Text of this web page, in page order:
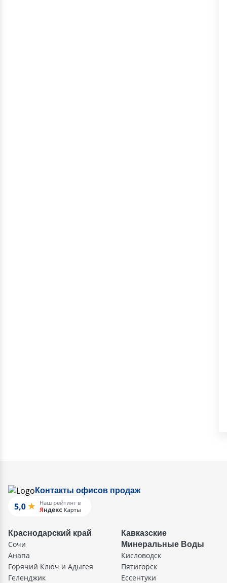
Контакты офисов продаж
Краснодарский край
Сочи
Анапа
Горячий Ключ и Адыгея
Геленджик
Кавказские
Минеральные Воды
Кисловодск
Пятигорск
Ессентуки